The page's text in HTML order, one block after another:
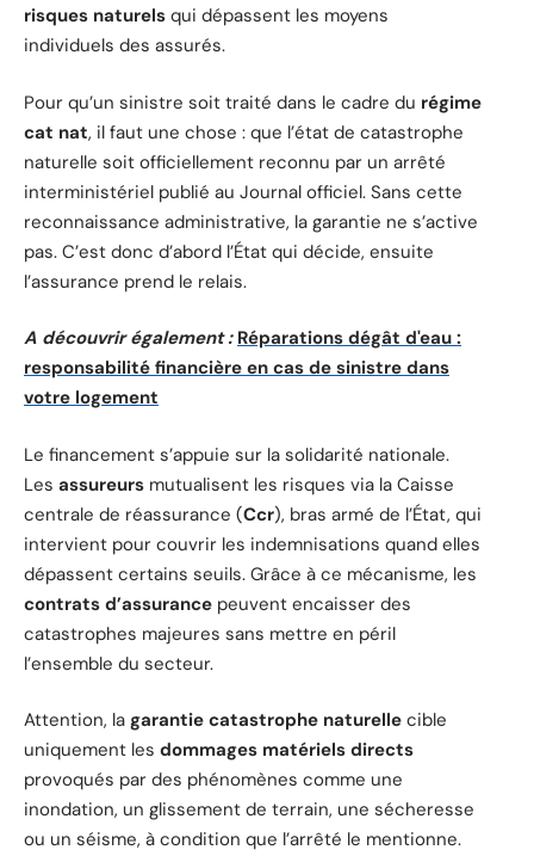
risques naturels qui dépassent les moyens
individuels des assurés.
Pour qu’un sinistre soit traité dans le cadre du régime
cat nat, il faut une chose : que l’état de catastrophe
naturelle soit officiellement reconnu par un arrêté
interministériel publié au Journal officiel. Sans cette
reconnaissance administrative, la garantie ne s’active
pas. C’est donc d’abord l’État qui décide, ensuite
l’assurance prend le relais.
A découvrir également : Réparations dégât d'eau :
responsabilité financière en cas de sinistre dans
votre logement
Le financement s’appuie sur la solidarité nationale.
Les assureurs mutualisent les risques via la Caisse
centrale de réassurance (Ccr), bras armé de l’État, qui
intervient pour couvrir les indemnisations quand elles
dépassent certains seuils. Grâce à ce mécanisme, les
contrats d’assurance peuvent encaisser des
catastrophes majeures sans mettre en péril
l’ensemble du secteur.
Attention, la garantie catastrophe naturelle cible
uniquement les dommages matériels directs
provoqués par des phénomènes comme une
inondation, un glissement de terrain, une sécheresse
ou un séisme, à condition que l’arrêté le mentionne.